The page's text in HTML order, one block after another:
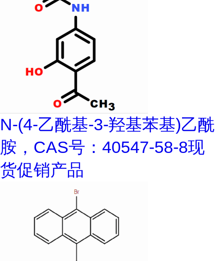
N-(4-乙酰基-3-羟基苯基)乙酰
胺，CAS号：40547-58-8现
货促销产品